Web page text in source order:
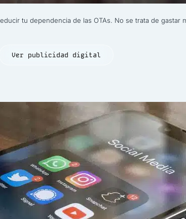
tu dependencia de las OTAs. No se trata de
Ver publicidad digital